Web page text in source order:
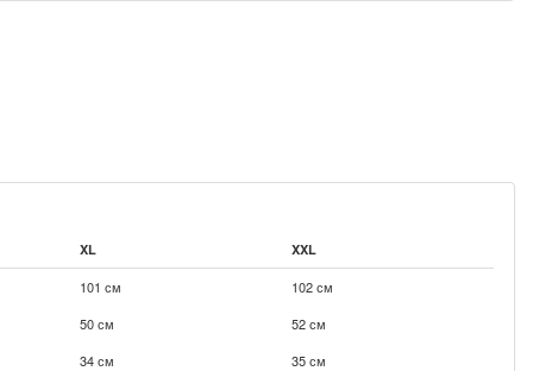
XL XXL
101 см
102 см
50 см
52 см
34 см 35 см